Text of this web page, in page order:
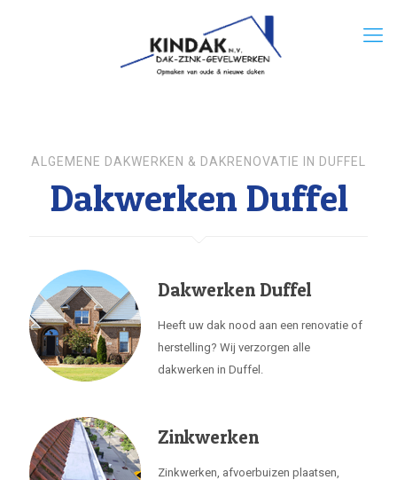
ALGEMENE DAKWERKEN & DAKRENOVATIE IN DUFFEL
Dakwerken Duffel
Dakwerken Duffel
Heeft uw dak nood aan een renovatie of
herstelling? Wij verzorgen alle
dakwerken in Duffel.
Zinkwerken
Zinkwerken, afvoerbuizen plaatsen,